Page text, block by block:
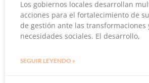
Los gobiernos locales desarrollan
acciones para el fortalecimiento de
de gestión ante las transformaciones
necesidades sociales. El desarrollo,
SEGUIR LEYENDO »